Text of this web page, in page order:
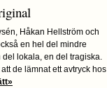
Håkan Hellström och
en hel del mindre
lokala, en del tragiska.
de lämnat ett avtryck hos